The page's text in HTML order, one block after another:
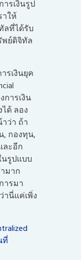
รเงินรูป
ให้
ลที่ได้รับ
ย์ดิจิทัล
รเงินยุค
การเงิน
ด้ ลอง
ว่า ถ้า
, กองทุน,
ะอีก
รูปแบบ
มาก
ารมา
านี่แค่เพิ่ง
ที่